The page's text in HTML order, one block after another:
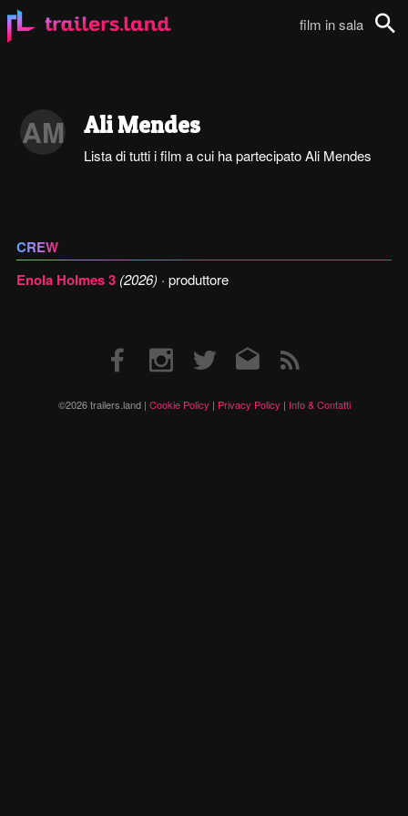
film in sala
AM Ali Mendes
Lista di tutti i film a cui ha partecipato Ali Mendes
CREW
Enola Holmes 3 (2026) · produttore
©2026 trailers.land | Cookie Policy | Privacy Policy | Info & Contatti